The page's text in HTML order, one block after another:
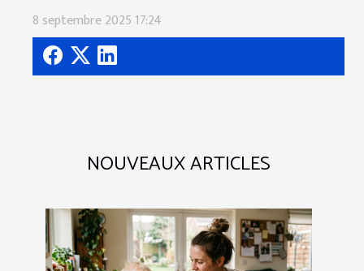
NOUVEAUX ARTICLES
8 septembre 2025 17:24